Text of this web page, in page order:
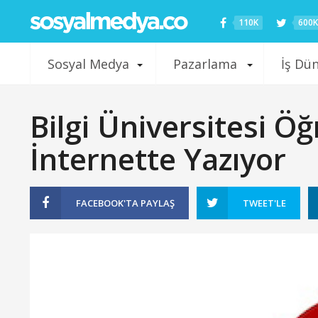
110K 600K
Sosyal Medya Pazarlama İş
Bilgi Üniversitesi
İnternette Yazıyor
FACEBOOK'TA PAYLAŞ TWEET'LE